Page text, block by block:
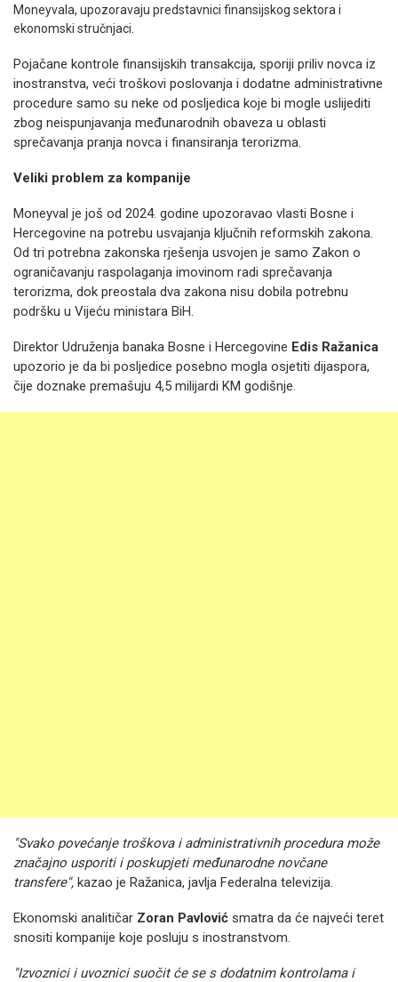
Moneyvala, upozoravaju predstavnici finansijskog sektora i
ekonomski stručnjaci.
Pojačane kontrole finansijskih transakcija, sporiji priliv novca iz
inostranstva, veći troškovi poslovanja i dodatne administrativne
procedure samo su neke od posljedica koje bi mogle uslijediti
zbog neispunjavanja međunarodnih obaveza u oblasti
sprečavanja pranja novca i finansiranja terorizma.
Veliki problem za kompanije
Moneyval je još od 2024. godine upozoravao vlasti Bosne i
Hercegovine na potrebu usvajanja ključnih reformskih zakona.
Od tri potrebna zakonska rješenja usvojen je samo Zakon o
ograničavanju raspolaganja imovinom radi sprečavanja
terorizma, dok preostala dva zakona nisu dobila potrebnu
podršku u Vijeću ministara BiH.
Direktor Udruženja banaka Bosne i Hercegovine Edis Ražanica
upozorio je da bi posljedice posebno mogla osjetiti dijaspora,
čije doznake premašuju 4,5 milijardi KM godišnje.
"Svako povećanje troškova i administrativnih procedura može
značajno usporiti i poskupjeti međunarodne novčane
transfere", kazao je Ražanica, javlja Federalna televizija.
Ekonomski analitičar Zoran Pavlović smatra da će najveći teret
snositi kompanije koje posluju s inostranstvom.
"Izvoznici i uvoznici suočit će se s dodatnim kontrolama i